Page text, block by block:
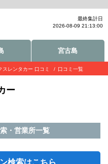
最終集計日
2026-08-09 21:13:00
宮古島
スレンタカー 口コミ 口コミ一覧
ー
・営業所一覧
検索はこちら